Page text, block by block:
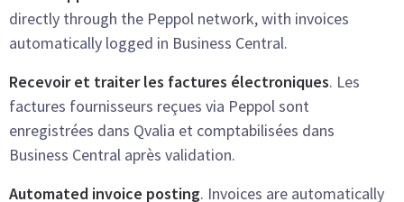
directly through the Peppol network, with invoices
automatically logged in Business Central.
Recevoir et traiter les factures électroniques. Les
factures fournisseurs reçues via Peppol sont
enregistrées dans Qvalia et comptabilisées dans
Business Central après validation.
Automated invoice posting. Invoices are automatically